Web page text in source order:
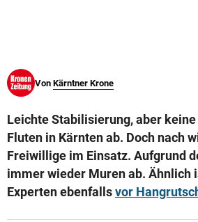
Von Kärntner Krone
Leichte Stabilisierung, aber
Fluten in Kärnten ab. Doch nach
Freiwillige im Einsatz. Aufgrund
immer wieder Muren ab. Ähnlich
Experten ebenfallsvor